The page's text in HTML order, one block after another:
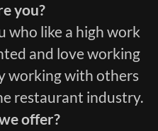
you?
who like a high work
and love working
working with others
restaurant industry.
offer?